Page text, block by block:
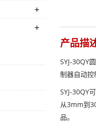
产品描
SYJ-30QY
制器自动控
SYJ-30QY
从3mm到
品。
+
+